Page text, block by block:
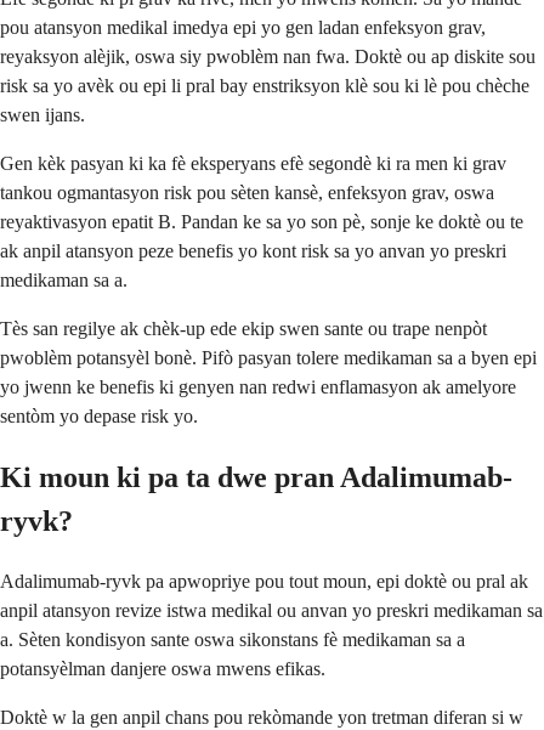
pou atansyon medikal imedya epi yo gen ladan enfeksyon grav,
reyaksyon alèjik, oswa siy pwoblèm nan fwa. Doktè ou ap diskite sou
risk sa yo avèk ou epi li pral bay enstriksyon klè sou ki lè pou chèche
swen ijans.
Gen kèk pasyan ki ka fè eksperyans efè segondè ki ra men ki grav
tankou ogmantasyon risk pou sèten kansè, enfeksyon grav, oswa
reyaktivasyon epatit B. Pandan ke sa yo son pè, sonje ke doktè ou te
ak anpil atansyon peze benefis yo kont risk sa yo anvan yo preskri
medikaman sa a.
Tès san regilye ak chèk-up ede ekip swen sante ou trape nenpòt
pwoblèm potansyèl bonè. Pifò pasyan tolere medikaman sa a byen epi
yo jwenn ke benefis ki genyen nan redwi enflamasyon ak amelyore
sentòm yo depase risk yo.
Ki moun ki pa ta dwe pran Adalimumab-
ryvk?
Adalimumab-ryvk pa apwopriye pou tout moun, epi doktè ou pral ak
anpil atansyon revize istwa medikal ou anvan yo preskri medikaman sa
a. Sèten kondisyon sante oswa sikonstans fè medikaman sa a
potansyèlman danjere oswa mwens efikas.
Doktè w la gen anpil chans pou rekòmande yon tretman diferan si w